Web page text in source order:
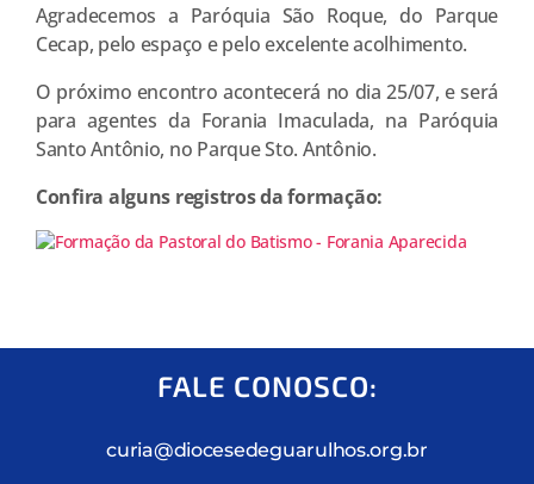
Agradecemos a Paróquia São Roque, do Parque
Cecap, pelo espaço e pelo excelente acolhimento.
O próximo encontro acontecerá no dia 25/07, e será
para agentes da Forania Imaculada, na Paróquia
Santo Antônio, no Parque Sto. Antônio.
Confira alguns registros da formação:
FALE CONOSCO:
curia@diocesedeguarulhos.org.br